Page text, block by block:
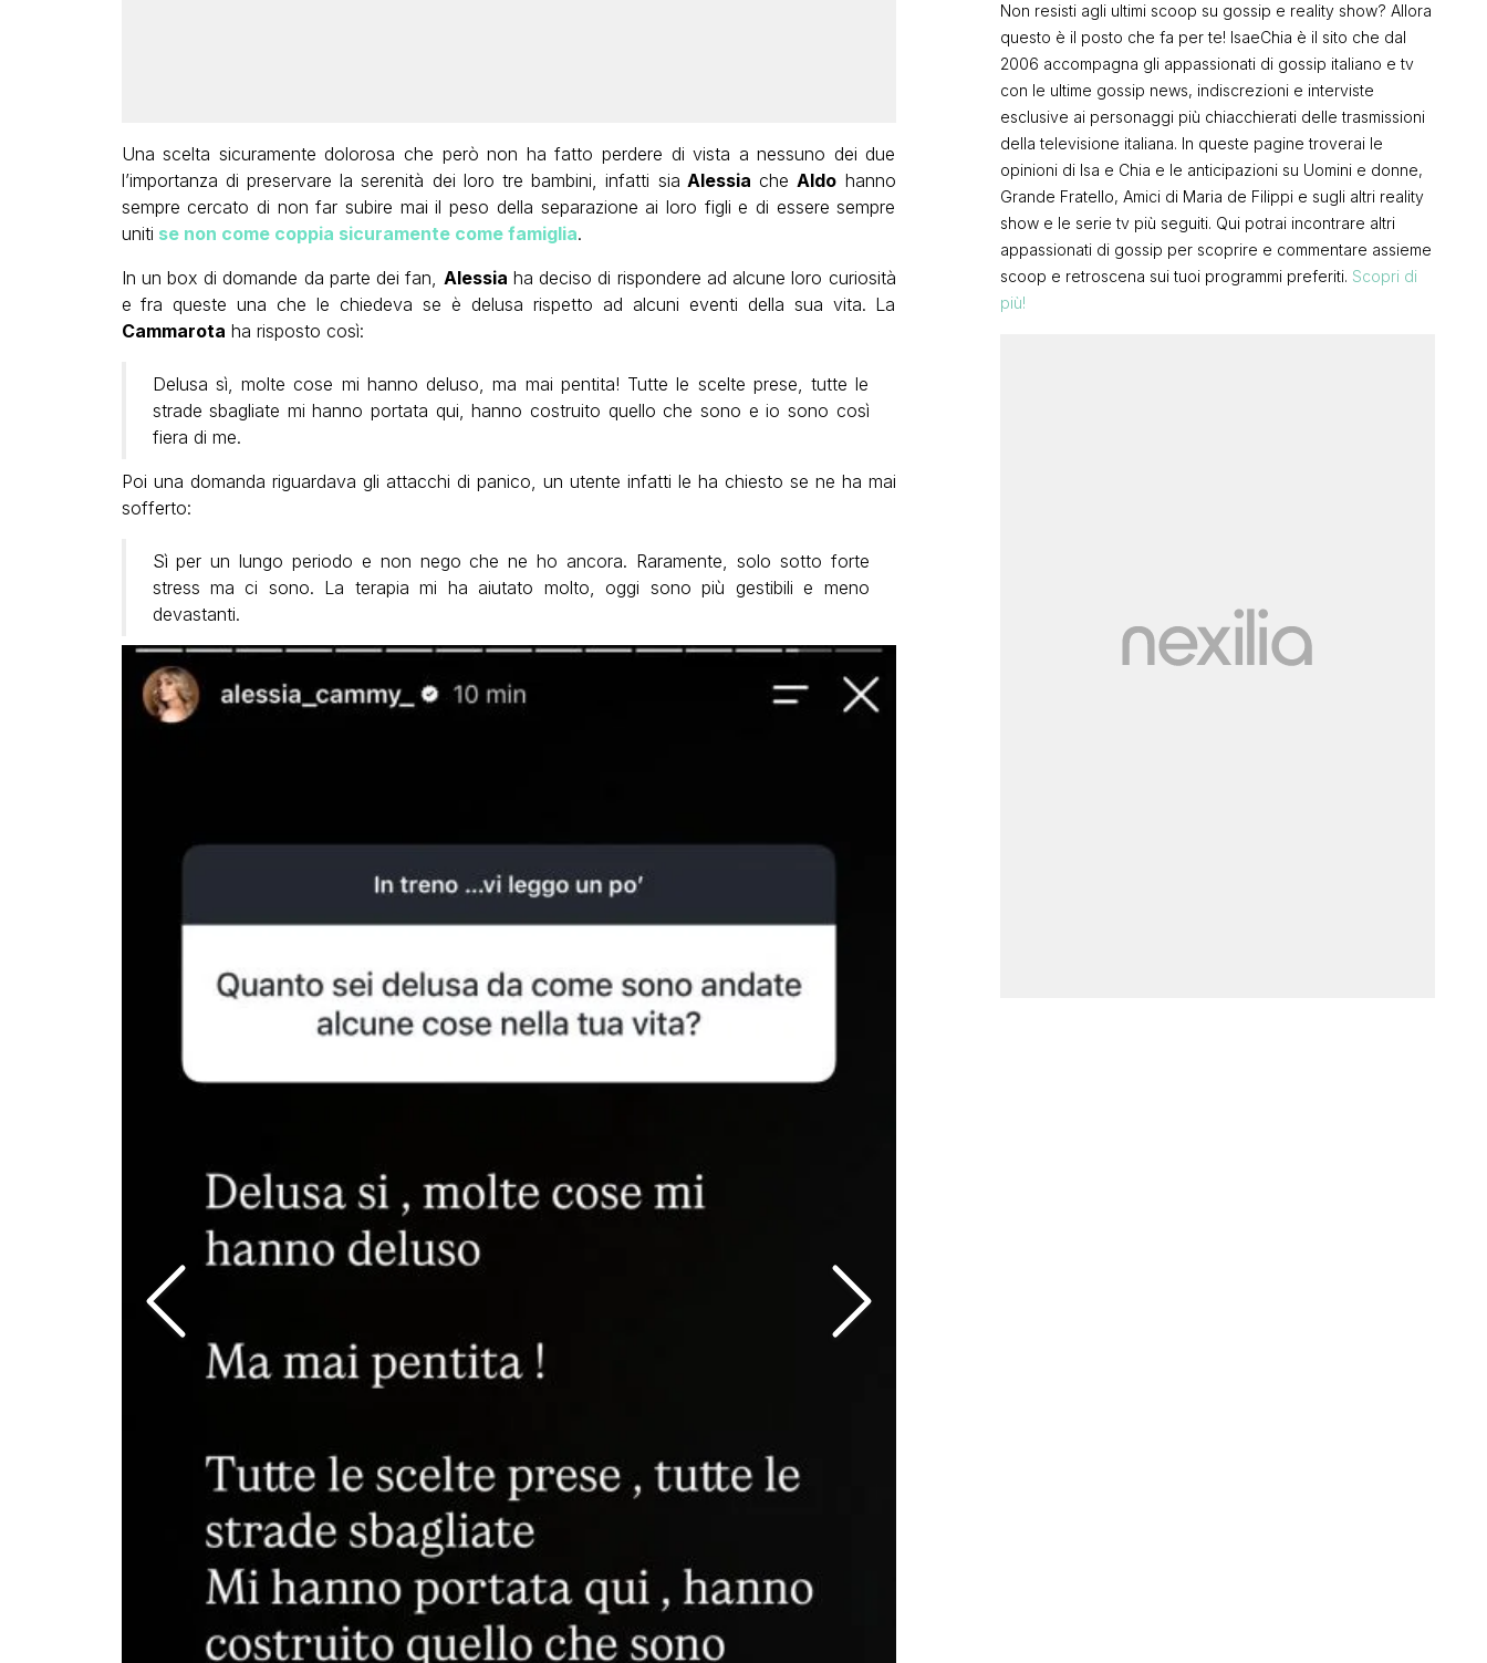
Una scelta sicuramente dolorosa che però non ha fatto perdere di vista a nessuno dei due
l’importanza di preservare la serenità dei loro tre bambini, infatti sia Alessia cheAldo hanno
sempre cercato di non far subire mai il peso della separazione ai loro figli e di essere sempre
uniti se non come coppia sicuramente come famiglia.
In un box di domande da parte dei fan, Alessia ha deciso di rispondere ad alcune loro curiosità
e fra queste una che le chiedeva se è delusa rispetto ad alcuni eventi della sua vita. La
Cammarota ha risposto così:
Delusa sì, molte cose mi hanno deluso, ma mai pentita! Tutte le scelte prese, tutte le
strade sbagliate mi hanno portata qui, hanno costruito quello che sono e io sono così
fiera di me.
Poi una domanda riguardava gli attacchi di panico, un utente infatti le ha chiesto se ne ha mai
sofferto:
Sì per un lungo periodo e non nego che ne ho ancora. Raramente, solo sotto forte
stress ma ci sono. La terapia mi ha aiutato molto, oggi sono più gestibili e meno
devastanti.
Non resisti agli ultimi scoop su gossip e reality show? Allora
questo è il posto che fa per te! IsaeChia è il sito che dal
2006 accompagna gli appassionati di gossip italiano e tv
con le ultime gossip news, indiscrezioni e interviste
esclusive ai personaggi più chiacchierati delle trasmissioni
della televisione italiana. In queste pagine troverai le
opinioni di Isa e Chia e le anticipazioni su Uomini e donne,
Grande Fratello, Amici di Maria de Filippi e sugli altri reality
show e le serie tv più seguiti. Qui potrai incontrare altri
appassionati di gossip per scoprire e commentare assieme
scoop e retroscena sui tuoi programmi preferiti. Scopri di
più!